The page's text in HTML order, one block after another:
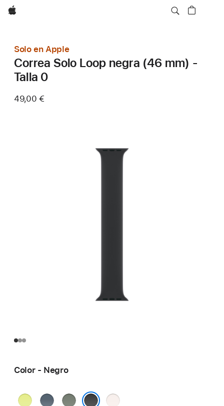
Apple
Solo en Apple
Correa Solo Loop negra (46 mm) -
Talla 0
49,00 €
Color - Negro
AmarilloAzul
Gris
Rosa